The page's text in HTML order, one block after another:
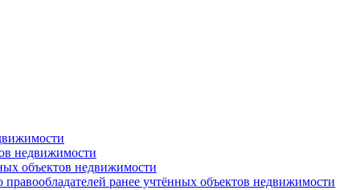
недвижимости
объектов недвижимости
ранее учтённых объектов недвижимости